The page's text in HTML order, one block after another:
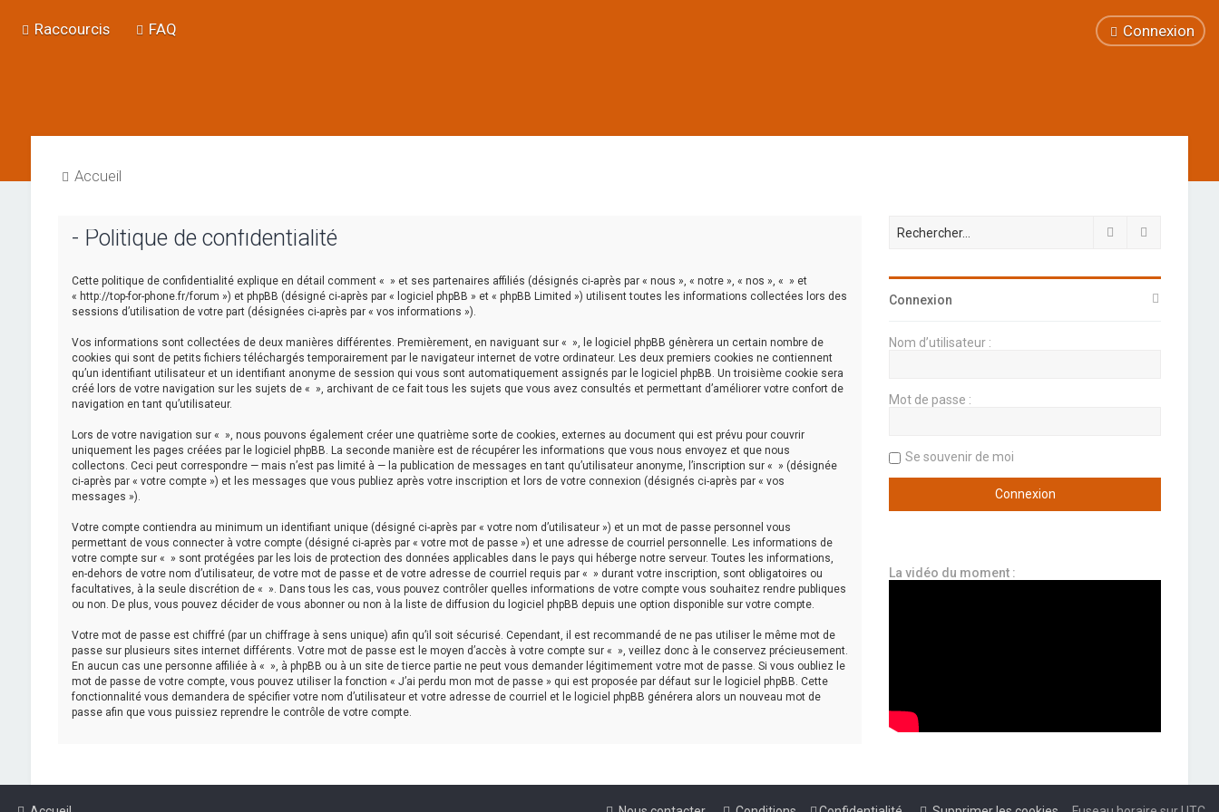
Raccourcis FAQ Connexion
Accueil
- Politique de confidentialité
Cette politique de confidentialité explique en détail comment « » et ses partenaires affiliés (désignés ci-après par « nous », « notre », « nos », « » et
« http://top-for-phone.fr/forum ») et phpBB (désigné ci-après par « logiciel phpBB » et « phpBB Limited ») utilisent toutes les informations collectées lors des
sessions d’utilisation de votre part (désignées ci-après par « vos informations »).
Vos informations sont collectées de deux manières différentes. Premièrement, en naviguant sur « », le logiciel phpBB génèrera un certain nombre de
cookies qui sont de petits fichiers téléchargés temporairement par le navigateur internet de votre ordinateur. Les deux premiers cookies ne contiennent
qu’un identifiant utilisateur et un identifiant anonyme de session qui vous sont automatiquement assignés par le logiciel phpBB. Un troisième cookie sera
créé lors de votre navigation sur les sujets de « », archivant de ce fait tous les sujets que vous avez consultés et permettant d’améliorer votre confort de
navigation en tant qu’utilisateur.
Lors de votre navigation sur « », nous pouvons également créer une quatrième sorte de cookies, externes au document qui est prévu pour couvrir
uniquement les pages créées par le logiciel phpBB. La seconde manière est de récupérer les informations que vous nous envoyez et que nous
collectons. Ceci peut correspondre — mais n’est pas limité à — la publication de messages en tant qu’utilisateur anonyme, l’inscription sur « » (désignée
ci-après par « votre compte ») et les messages que vous publiez après votre inscription et lors de votre connexion (désignés ci-après par « vos
messages »).
Votre compte contiendra au minimum un identifiant unique (désigné ci-après par « votre nom d’utilisateur ») et un mot de passe personnel vous
permettant de vous connecter à votre compte (désigné ci-après par « votre mot de passe ») et une adresse de courriel personnelle. Les informations de
votre compte sur « » sont protégées par les lois de protection des données applicables dans le pays qui héberge notre serveur. Toutes les informations,
en-dehors de votre nom d’utilisateur, de votre mot de passe et de votre adresse de courriel requis par « » durant votre inscription, sont obligatoires ou
facultatives, à la seule discrétion de « ». Dans tous les cas, vous pouvez contrôler quelles informations de votre compte vous souhaitez rendre publiques
ou non. De plus, vous pouvez décider de vous abonner ou non à la liste de diffusion du logiciel phpBB depuis une option disponible sur votre compte.
Votre mot de passe est chiffré (par un chiffrage à sens unique) afin qu’il soit sécurisé. Cependant, il est recommandé de ne pas utiliser le même mot de
passe sur plusieurs sites internet différents. Votre mot de passe est le moyen d’accès à votre compte sur « », veillez donc à le conservez précieusement.
En aucun cas une personne affiliée à « », à phpBB ou à un site de tierce partie ne peut vous demander légitimement votre mot de passe. Si vous oubliez le
mot de passe de votre compte, vous pouvez utiliser la fonction « J’ai perdu mon mot de passe » qui est proposée par défaut sur le logiciel phpBB. Cette
fonctionnalité vous demandera de spécifier votre nom d’utilisateur et votre adresse de courriel et le logiciel phpBB générera alors un nouveau mot de
passe afin que vous puissiez reprendre le contrôle de votre compte.
Rechercher
Connexion
Nom d’utilisateur :
Mot de passe :
Se souvenir de moi
La vidéo du moment :